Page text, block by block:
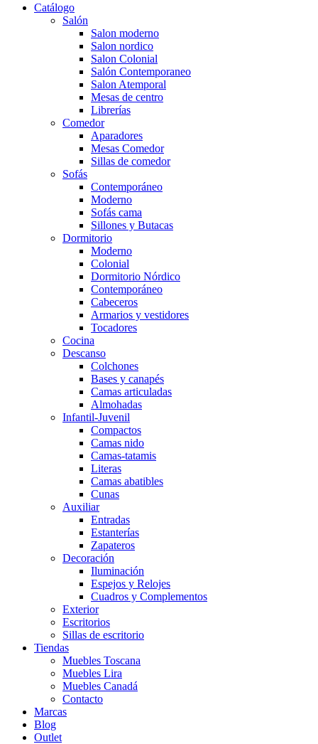
Catálogo
Salón
Salon moderno
Salon nordico
Salon Colonial
Salón Contemporaneo
Salon Atemporal
Mesas de centro
Librerías
Comedor
Aparadores
Mesas Comedor
Sillas de comedor
Sofás
Contemporáneo
Moderno
Sofás cama
Sillones y Butacas
Dormitorio
Moderno
Colonial
Dormitorio Nórdico
Contemporáneo
Cabeceros
Armarios y vestidores
Tocadores
Cocina
Descanso
Colchones
Bases y canapés
Camas articuladas
Almohadas
Infantil-Juvenil
Compactos
Camas nido
Camas-tatamis
Literas
Camas abatibles
Cunas
Auxiliar
Entradas
Estanterías
Zapateros
Decoración
Iluminación
Espejos y Relojes
Cuadros y Complementos
Exterior
Escritorios
Sillas de escritorio
Tiendas
Muebles Toscana
Muebles Lira
Muebles Canadá
Contacto
Marcas
Blog
Outlet